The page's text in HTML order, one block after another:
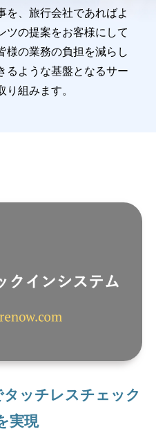
を、旅行会社であればよ
ツの提案をお客様にして
様の業務の負担を減らし
るような基盤となるサー
り組みます。
ッチレスチェック
実現